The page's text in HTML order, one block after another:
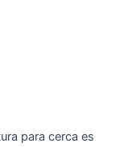
para cerca es